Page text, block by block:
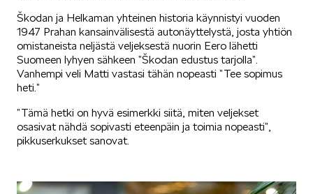
ŠKODA PALVELEE
Škodan ja Helkaman yhteinen historia käynnistyi vuoden
1947 Prahan kansainvälisestä autonäyttelystä, josta yhtiön
omistaneista neljästä veljeksestä nuorin Eero lähetti
Suomeen lyhyen sähkeen ”Škodan edustus tarjolla”.
Vanhempi veli Matti vastasi tähän nopeasti ”Tee sopimus
heti.”
”Tämä hetki on hyvä esimerkki siitä, miten veljekset
osasivat nähdä sopivasti eteenpäin ja toimia nopeasti”,
pikkuserkukset sanovat.